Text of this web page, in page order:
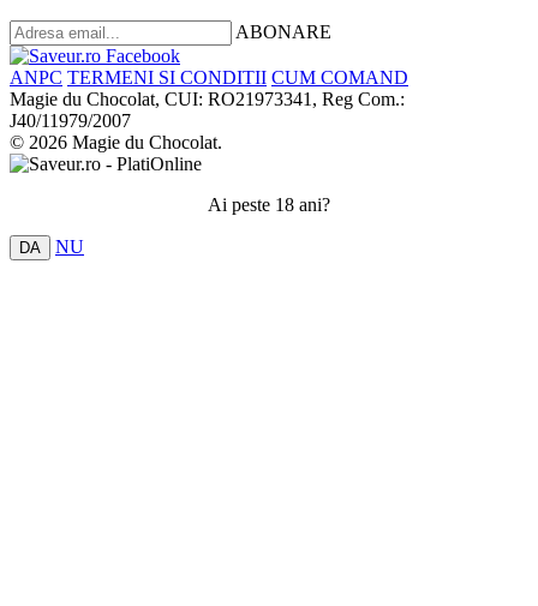
ABONARE
ANPC TERMENI SI CONDITII CUM COMAND
Magie du Chocolat, CUI: RO21973341, Reg Com.:
J40/11979/2007
© 2026 Magie du Chocolat.
Ai peste 18 ani?
DA NU